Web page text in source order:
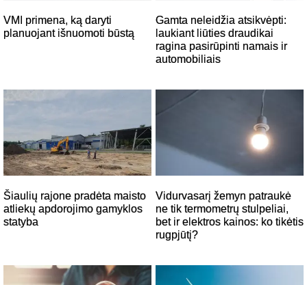
VMI primena, ką daryti
planuojant išnuomoti būstą
Gamta neleidžia atsikvėpti:
laukiant liūties draudikai
ragina pasirūpinti namais ir
automobiliais
Šiaulių rajone pradėta maisto
atliekų apdorojimo gamyklos
statyba
Vidurvasarį žemyn patraukė
ne tik termometrų stulpeliai,
bet ir elektros kainos: ko tikėtis
rugpjūtį?